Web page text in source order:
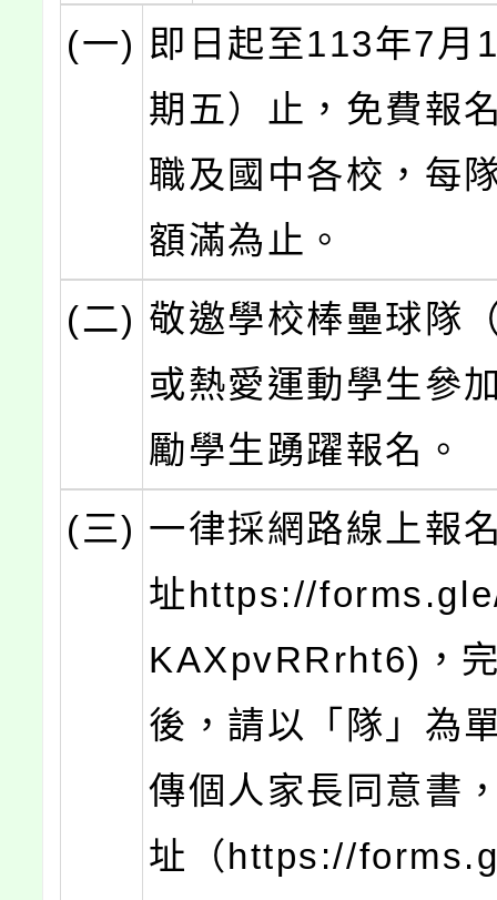
(一) 即日起至113年7月
期五）止，免費報
職及國中各校，每
額滿為止。
(二) 敬邀學校棒壘球隊
或熱愛運動學生參
勵學生踴躍報名。
(三) 一律採網路線上報
址https://
KAXpvRRrht6)，
後，請以「隊」為
傳個人家長同意書
址（https://